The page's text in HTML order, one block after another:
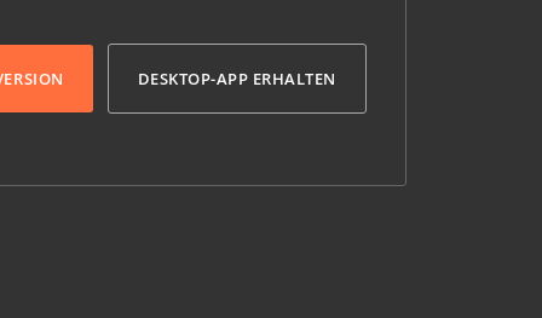
DESKTOP-APP ERHALTEN